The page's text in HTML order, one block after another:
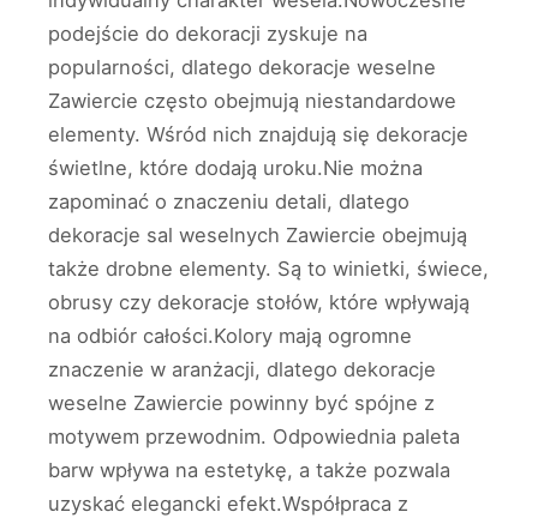
podejście do dekoracji zyskuje na
popularności, dlatego dekoracje weselne
Zawiercie często obejmują niestandardowe
elementy. Wśród nich znajdują się dekoracje
świetlne, które dodają uroku.Nie można
zapominać o znaczeniu detali, dlatego
dekoracje sal weselnych Zawiercie obejmują
także drobne elementy. Są to winietki, świece,
obrusy czy dekoracje stołów, które wpływają
na odbiór całości.Kolory mają ogromne
znaczenie w aranżacji, dlatego dekoracje
weselne Zawiercie powinny być spójne z
motywem przewodnim. Odpowiednia paleta
barw wpływa na estetykę, a także pozwala
uzyskać elegancki efekt.Współpraca z